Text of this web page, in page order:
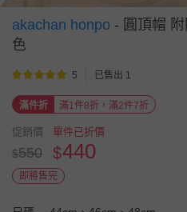
akachan honpo - 圓頂帽
色
5 已售出 1
滿件折 滿1件8折，滿2件7折
促銷價
$550
單件已折價
$440
即將售完